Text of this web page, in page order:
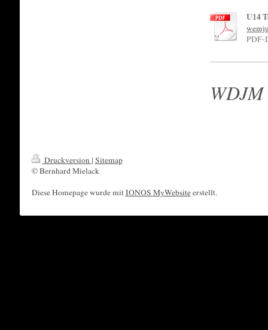
U14
PDF-
Druckversion | Sitemap
© Bernhard Mielack
Diese Homepage wurde mitIONOS MyWebsiteerstellt.